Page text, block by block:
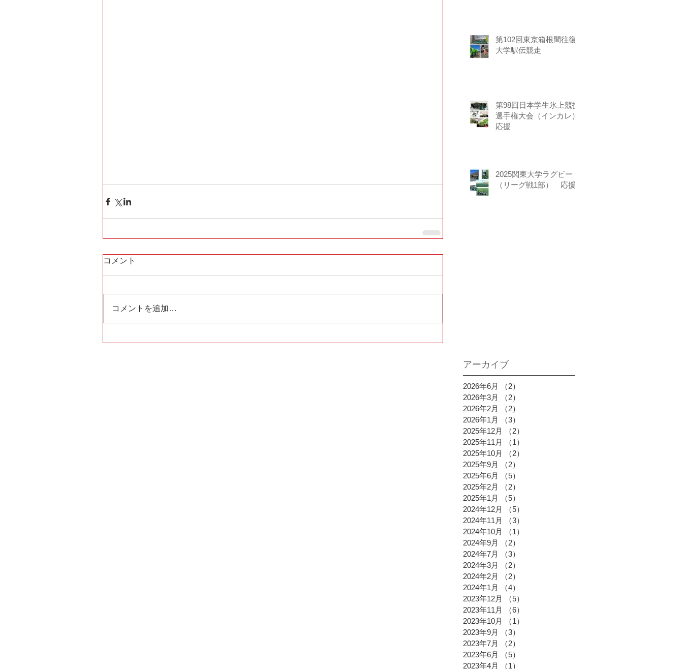
コメント
コメントを追加…
第102回東京箱根間往復
大学駅伝競走
第98回日本学生氷上競技
選手権大会（インカレ）
応援
2025関東大学ラグビー
（リーグ戦1部） 応援
アーカイブ
2026年6月 （2）
2026年3月
（2）
2026年2月
（2）
2026年1月
（3）
2025年12月
（2）
2025年11月
（1）
2025年10月
（2）
2025年9月
（2）
2025年6月
（5）
2025年2月
（2）
2025年1月
（5）
2024年12月
（5）
2024年11月
（3）
2024年10月
（1）
2024年9月
（2）
2024年7月
（3）
2024年3月
（2）
2024年2月
（2）
2024年1月
（4）
2023年12月
（5）
2023年11月
（6）
2023年10月
（1）
2023年9月
（3）
2023年7月
（2）
2023年6月
（5）
2023年4月
（1）